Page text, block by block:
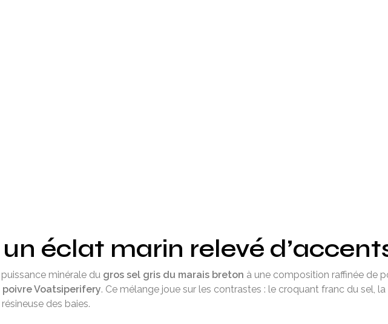
éclat marin relevé
minérale du gros sel gris du marais breton à une composition raffinée de
poivre Voatsiperifery. Ce mélange joue sur les contrastes : le croquant franc du sel,
des baies.